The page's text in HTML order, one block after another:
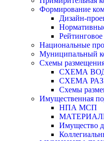
Формирование
Дизайн-
Национальные
Муниципальный
Схемы
СХЕМА
СХЕМА
Схемы
Имущественная
НПА МСП
Имущество